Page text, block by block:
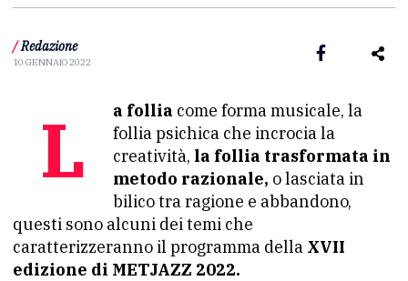
/ Redazione
10 GENNAIO 2022
La follia come forma musicale, la
follia psichica che incrocia la
creatività, la follia trasformata in
metodo razionale, o lasciata in
bilico tra ragione e abbandono,
questi sono alcuni dei temi che
caratterizzeranno il programma della XVII
edizione di METJAZZ 2022.